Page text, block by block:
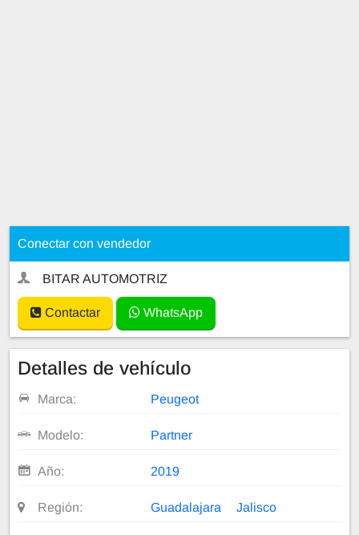
Conectar con vendedor
BITAR AUTOMOTRIZ
Contactar WhatsApp
Detalles de vehículo
Marca: Peugeot
Modelo: Partner
Año: 2019
Región: Guadalajara Jalisco